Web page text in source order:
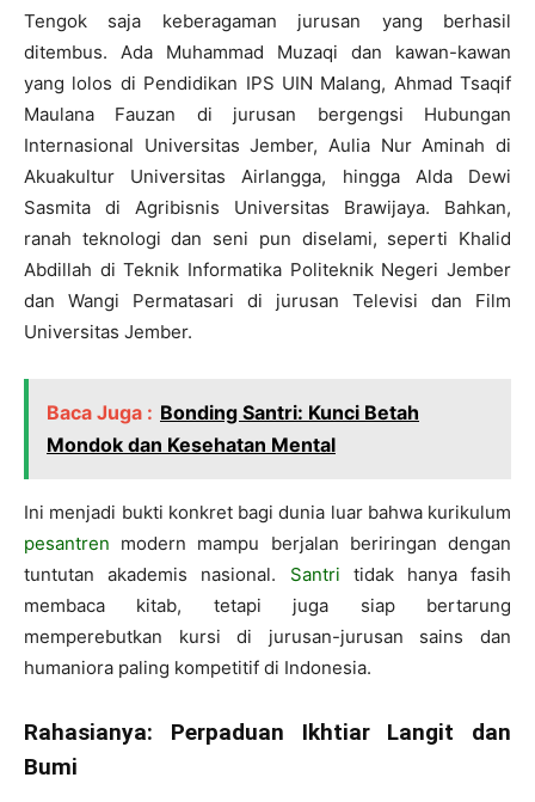
Tengok saja keberagaman jurusan yang berhasil
ditembus. Ada Muhammad Muzaqi dan kawan-kawan
yang lolos di Pendidikan IPS UIN Malang, Ahmad Tsaqif
Maulana Fauzan di jurusan bergengsi Hubungan
Internasional Universitas Jember, Aulia Nur Aminah di
Akuakultur Universitas Airlangga, hingga Alda Dewi
Sasmita di Agribisnis Universitas Brawijaya. Bahkan,
ranah teknologi dan seni pun diselami, seperti Khalid
Abdillah di Teknik Informatika Politeknik Negeri Jember
dan Wangi Permatasari di jurusan Televisi dan Film
Universitas Jember.
Baca Juga : Bonding Santri: Kunci Betah
Mondok dan Kesehatan Mental
Ini menjadi bukti konkret bagi dunia luar bahwa kurikulum
pesantren modern mampu berjalan beriringan dengan
tuntutan akademis nasional. Santri tidak hanya fasih
membaca kitab, tetapi juga siap bertarung
memperebutkan kursi di jurusan-jurusan sains dan
humaniora paling kompetitif di Indonesia.
Rahasianya: Perpaduan Ikhtiar Langit dan
Bumi